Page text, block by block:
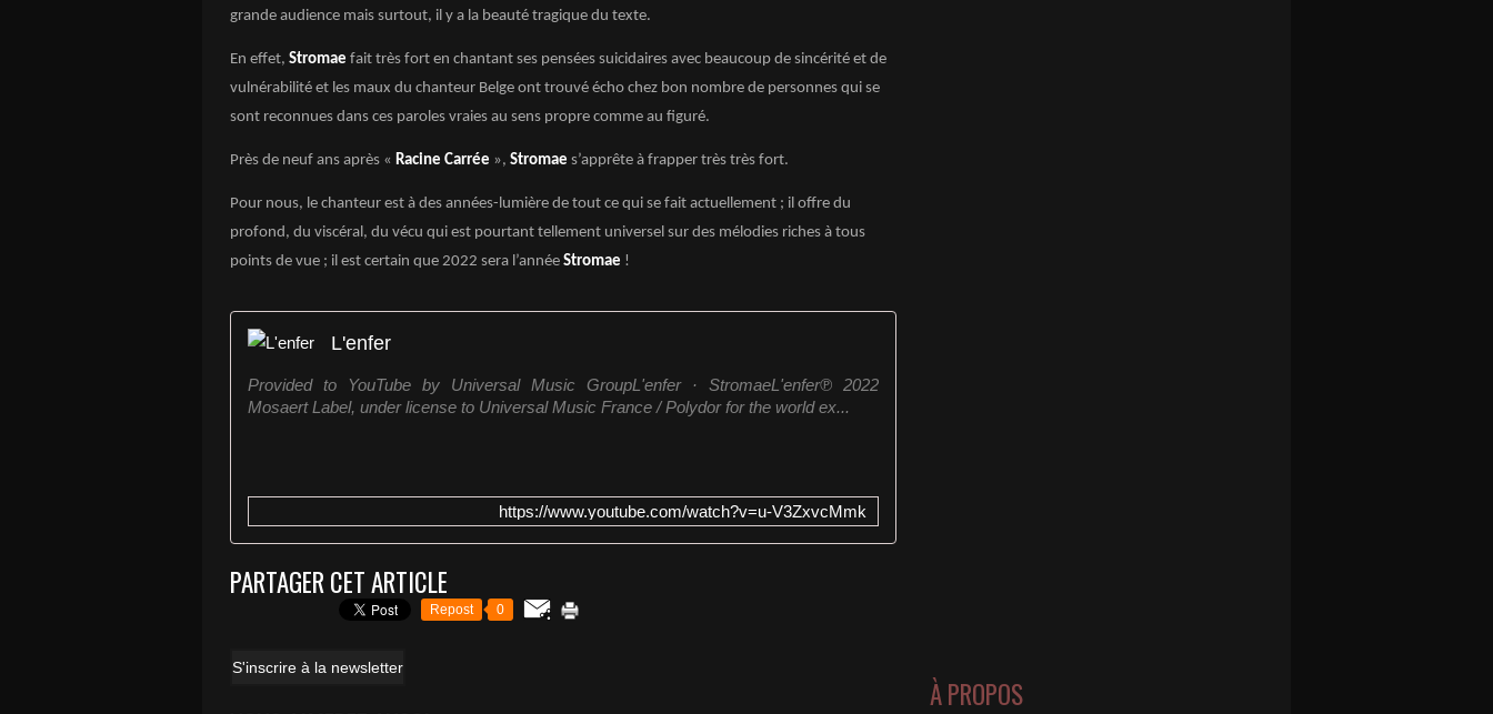
grande audience mais surtout, il y a la beauté tragique du texte.
En effet, Stromae fait très fort en chantant ses pensées suicidaires avec beaucoup de sincérité et de
vulnérabilité et les maux du chanteur Belge ont trouvé écho chez bon nombre de personnes qui se
sont reconnues dans ces paroles vraies au sens propre comme au figuré.
Près de neuf ans après « Racine Carrée », Stromae s’apprête à frapper très très fort.
Pour nous, le chanteur est à des années-lumière de tout ce qui se fait actuellement ; il offre du
profond, du viscéral, du vécu qui est pourtant tellement universel sur des mélodies riches à tous
points de vue ; il est certain que 2022 sera l’année Stromae !
L'enfer
Provided to YouTube by Universal Music GroupL'enfer · StromaeL'enfer℗ 2022
Mosaert Label, under license to Universal Music France / Polydor for the world ex...
https://www.youtube.com/watch?v=u-V3ZxvcMmk
PARTAGER CET ARTICLE
Repost 0
S'inscrire à la newsletter
À PROPOS